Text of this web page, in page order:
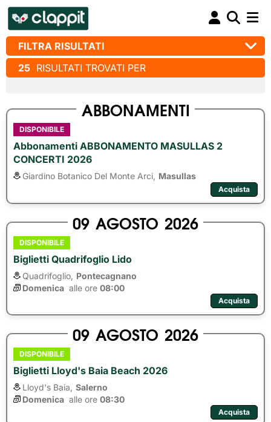
FILTRA RISULTATI
25 RISULTATI TROVATI PER
ABBONAMENTI
DISPONIBILE
Abbonamenti ABBONAMENTO MASULLAS 2
CONCERTI 2026
Giardino Botanico Del Monte Arci, Masullas
Acquista
09 AGOSTO 2026
DISPONIBILE
Biglietti Quadrifoglio Lido
Quadrifoglio, Pontecagnano
Domenica alle ore 08:00
Acquista
09 AGOSTO 2026
DISPONIBILE
Biglietti Lloyd's Baia Beach 2026
Lloyd's Baia, Salerno
Domenica alle ore 08:30
Acquista